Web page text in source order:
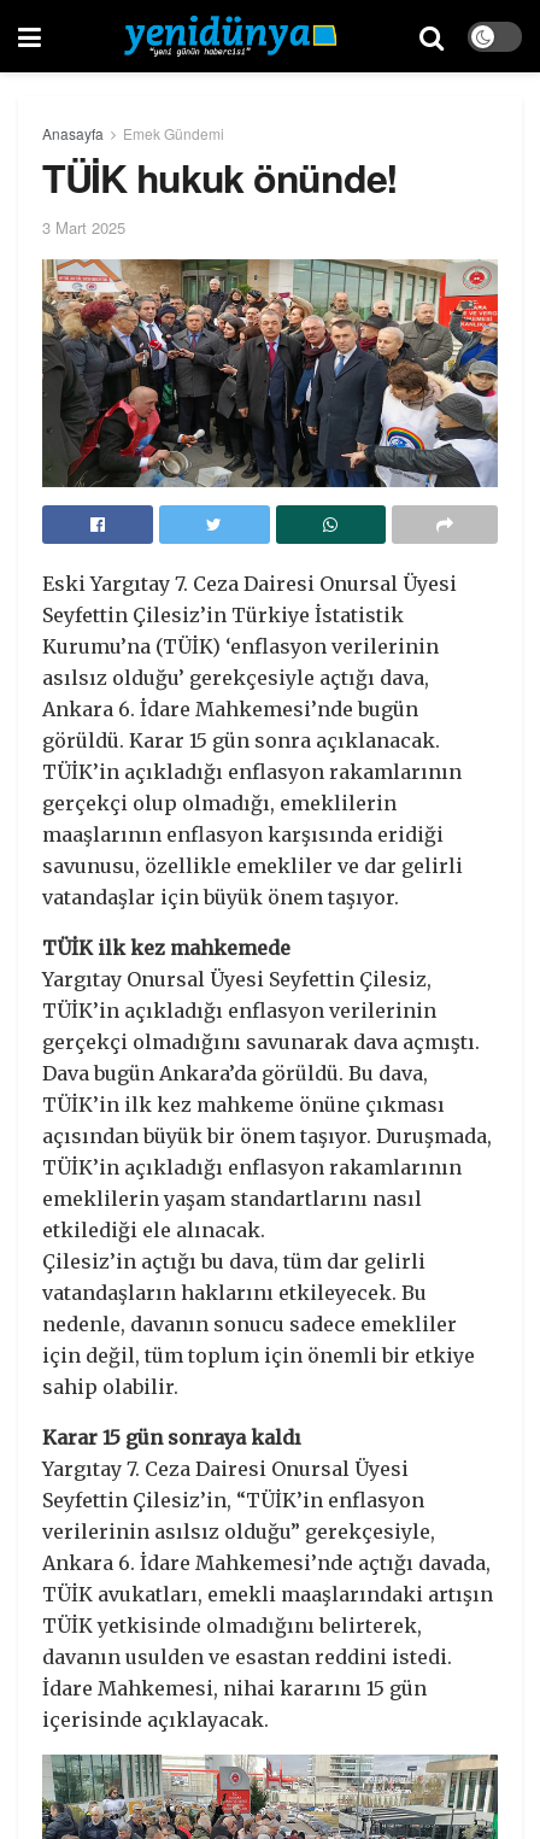
Anasayfa Emek Gündemi
TÜİK hukuk önünde!
3 Mart 2025
Eski Yargıtay 7. Ceza Dairesi Onursal Üyesi
Seyfettin Çilesiz’in Türkiye İstatistik
Kurumu’na (TÜİK) ‘enflasyon verilerinin
asılsız olduğu’ gerekçesiyle açtığı dava,
Ankara 6. İdare Mahkemesi’nde bugün
görüldü. Karar 15 gün sonra açıklanacak.
TÜİK’in açıkladığı enflasyon rakamlarının
gerçekçi olup olmadığı, emeklilerin
maaşlarının enflasyon karşısında eridiği
savunusu, özellikle emekliler ve dar gelirli
vatandaşlar için büyük önem taşıyor.
TÜİK ilk kez mahkemede
Yargıtay Onursal Üyesi Seyfettin Çilesiz,
TÜİK’in açıkladığı enflasyon verilerinin
gerçekçi olmadığını savunarak dava açmıştı.
Dava bugün Ankara’da görüldü. Bu dava,
TÜİK’in ilk kez mahkeme önüne çıkması
açısından büyük bir önem taşıyor. Duruşmada,
TÜİK’in açıkladığı enflasyon rakamlarının
emeklilerin yaşam standartlarını nasıl
etkilediği ele alınacak.
Çilesiz’in açtığı bu dava, tüm dar gelirli
vatandaşların haklarını etkileyecek. Bu
nedenle, davanın sonucu sadece emekliler
için değil, tüm toplum için önemli bir etkiye
sahip olabilir.
Karar 15 gün sonraya kaldı
Yargıtay 7. Ceza Dairesi Onursal Üyesi
Seyfettin Çilesiz’in, “TÜİK’in enflasyon
verilerinin asılsız olduğu” gerekçesiyle,
Ankara 6. İdare Mahkemesi’nde açtığı davada,
TÜİK avukatları, emekli maaşlarındaki artışın
TÜİK yetkisinde olmadığını belirterek,
davanın usulden ve esastan reddini istedi.
İdare Mahkemesi, nihai kararını 15 gün
içerisinde açıklayacak.